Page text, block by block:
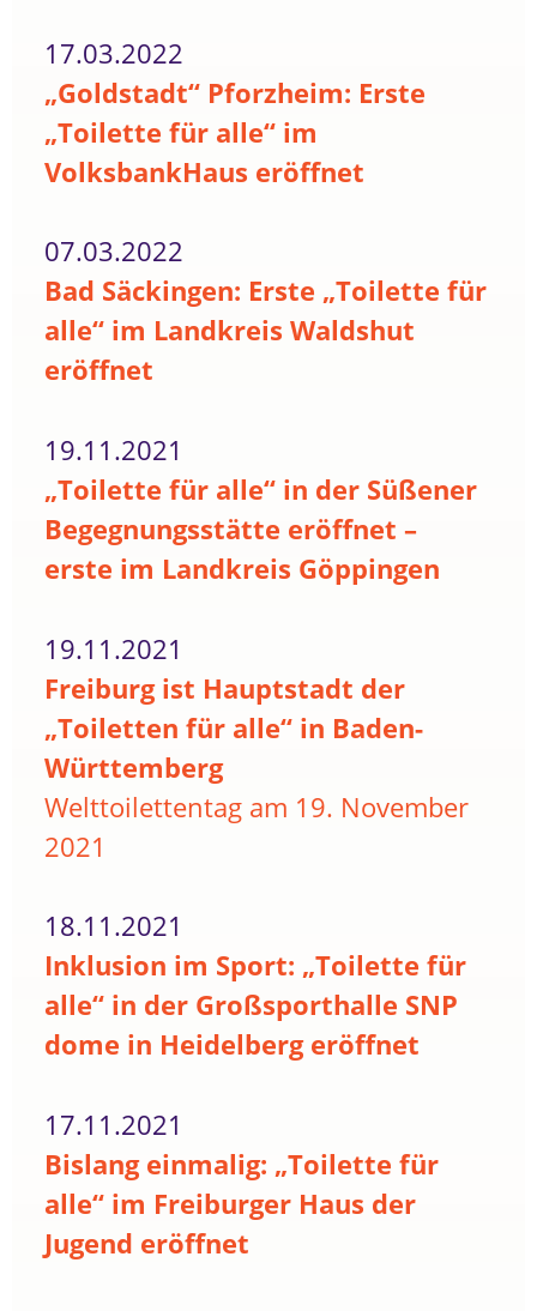
17.03.2022
„Goldstadt“ Pforzheim: Erste
„Toilette für alle“ im
VolksbankHaus eröffnet
07.03.2022
Bad Säckingen: Erste „Toilette für
alle“ im Landkreis Waldshut
eröffnet
19.11.2021
„Toilette für alle“ in der Süßener
Begegnungsstätte eröffnet –
erste im Landkreis Göppingen
19.11.2021
Freiburg ist Hauptstadt der
„Toiletten für alle“ in Baden-
Württemberg
Welttoilettentag am 19. November
2021
18.11.2021
Inklusion im Sport: „Toilette für
alle“ in der Großsporthalle SNP
dome in Heidelberg eröffnet
17.11.2021
Bislang einmalig: „Toilette für
alle“ im Freiburger Haus der
Jugend eröffnet